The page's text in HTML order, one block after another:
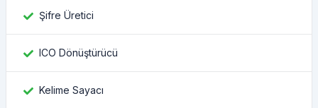
Şifre Üretici
ICO Dönüştürücü
Kelime Sayacı